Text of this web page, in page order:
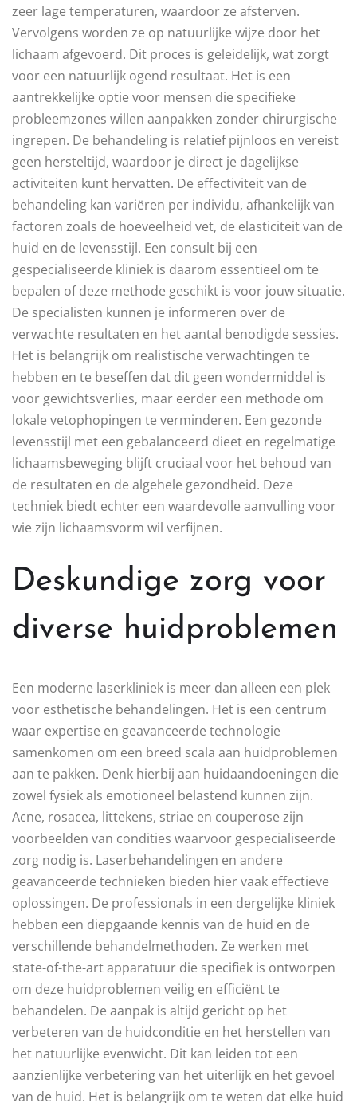
zeer lage temperaturen, waardoor ze afsterven.
Vervolgens worden ze op natuurlijke wijze door het
lichaam afgevoerd. Dit proces is geleidelijk, wat zorgt
voor een natuurlijk ogend resultaat. Het is een
aantrekkelijke optie voor mensen die specifieke
probleemzones willen aanpakken zonder chirurgische
ingrepen. De behandeling is relatief pijnloos en vereist
geen hersteltijd, waardoor je direct je dagelijkse
activiteiten kunt hervatten. De effectiviteit van de
behandeling kan variëren per individu, afhankelijk van
factoren zoals de hoeveelheid vet, de elasticiteit van de
huid en de levensstijl. Een consult bij een
gespecialiseerde kliniek is daarom essentieel om te
bepalen of deze methode geschikt is voor jouw situatie.
De specialisten kunnen je informeren over de
verwachte resultaten en het aantal benodigde sessies.
Het is belangrijk om realistische verwachtingen te
hebben en te beseffen dat dit geen wondermiddel is
voor gewichtsverlies, maar eerder een methode om
lokale vetophopingen te verminderen. Een gezonde
levensstijl met een gebalanceerd dieet en regelmatige
lichaamsbeweging blijft cruciaal voor het behoud van
de resultaten en de algehele gezondheid. Deze
techniek biedt echter een waardevolle aanvulling voor
wie zijn lichaamsvorm wil verfijnen.
Deskundige zorg voor
diverse huidproblemen
Een moderne laserkliniek is meer dan alleen een plek
voor esthetische behandelingen. Het is een centrum
waar expertise en geavanceerde technologie
samenkomen om een breed scala aan huidproblemen
aan te pakken. Denk hierbij aan huidaandoeningen die
zowel fysiek als emotioneel belastend kunnen zijn.
Acne, rosacea, littekens, striae en couperose zijn
voorbeelden van condities waarvoor gespecialiseerde
zorg nodig is. Laserbehandelingen en andere
geavanceerde technieken bieden hier vaak effectieve
oplossingen. De professionals in een dergelijke kliniek
hebben een diepgaande kennis van de huid en de
verschillende behandelmethoden. Ze werken met
state-of-the-art apparatuur die specifiek is ontworpen
om deze huidproblemen veilig en efficiënt te
behandelen. De aanpak is altijd gericht op het
verbeteren van de huidconditie en het herstellen van
het natuurlijke evenwicht. Dit kan leiden tot een
aanzienlijke verbetering van het uiterlijk en het gevoel
van de huid. Het is belangrijk om te weten dat elke huid